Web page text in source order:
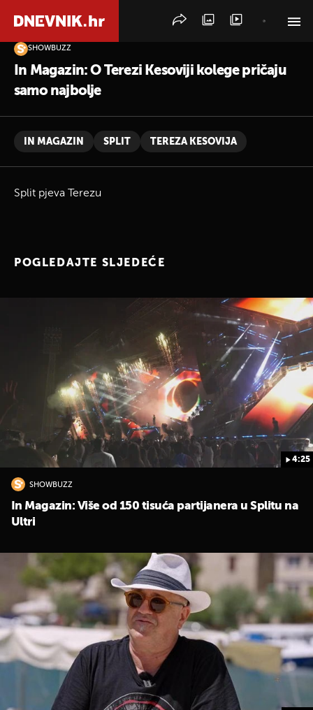
SHOWBUZZ
In Magazin: O Terezi Kesoviji kolege pričaju
samo najbolje
IN MAGAZIN SPLIT TEREZA KESOVIJA
Split pjeva Terezu
POGLEDAJTE SLJEDEĆE
4:25
SHOWBUZZ
In Magazin: Više od 150 tisuća partijanera u Splitu na
Ultri
PRETRAŽITE VIJESTI